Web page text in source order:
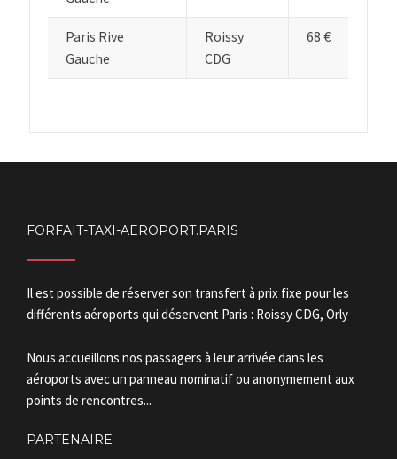
Paris Rive
Gauche
Roissy
CDG
68 €
FORFAIT-TAXI-AEROPORT.PARIS
Il est possible de réserver son transfert à prix fixe pour les
différents aéroports qui déservent Paris : Roissy CDG, Orly
Nous accueillons nos passagers à leur arrivée dans les
aéroports avec un panneau nominatif ou anonymement aux
points de rencontres...
PARTENAIRE